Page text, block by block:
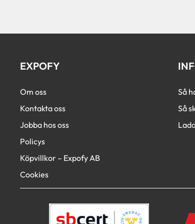
EXPOFY
Om oss
Kontakta oss
Jobba hos oss
Policys
Köpvillkor – Expofy AB
Cookies
Så
Så